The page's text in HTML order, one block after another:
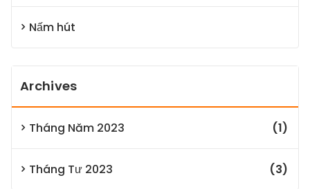
Nấm hút
Archives
Tháng Năm 2023 (1)
Tháng Tư 2023 (3)